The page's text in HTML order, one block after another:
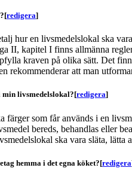
[redigera]
hur en livsmedelslokal ska
II, kapitel I finns allmänna
kraven på olika sätt. Det
rekommenderar att man
livsmedelslokal?[redigera]
färger som får används i en
bereds, behandlas eller
ska vara släta, lätta
hemma i det egna köket?[redigera